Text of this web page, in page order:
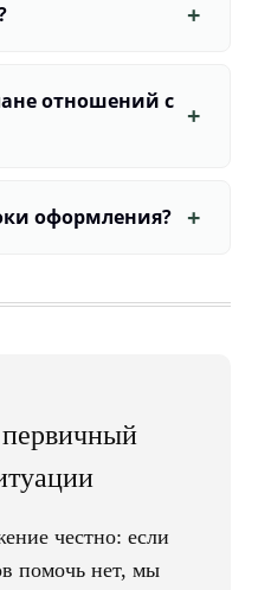
отношений с
оформления?
честно: если
помочь нет, мы